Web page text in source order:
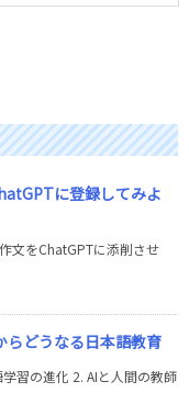
に登録してみよ
文をChatGPTに添削させ
らどうなる日本語教育
習の進化 2. AIと人間の教師